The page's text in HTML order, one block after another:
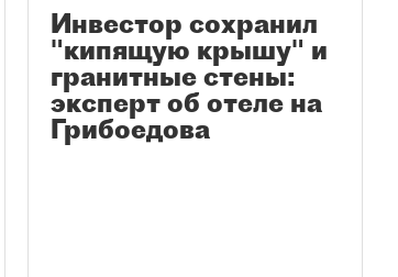
Инвестор сохранил
"кипящую крышу" и
гранитные стены:
эксперт об отеле на
Грибоедова